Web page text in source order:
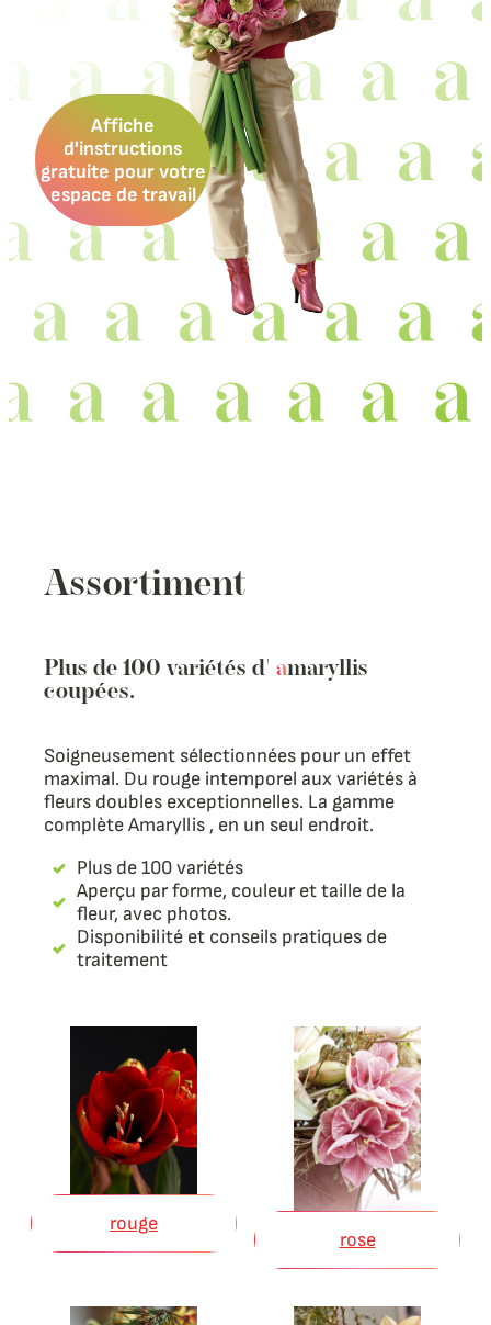
Affiche
d'instructions
gratuite pour votre
espace de travail
Assortiment
Plus de 100 variétés d' amaryllis
coupées.
Soigneusement sélectionnées pour un effet
maximal. Du rouge intemporel aux variétés à
fleurs doubles exceptionnelles. La gamme
complète Amaryllis , en un seul endroit.
Plus de 100 variétés
Aperçu par forme, couleur et taille de la
fleur, avec photos.
Disponibilité et conseils pratiques de
traitement
rouge
rose